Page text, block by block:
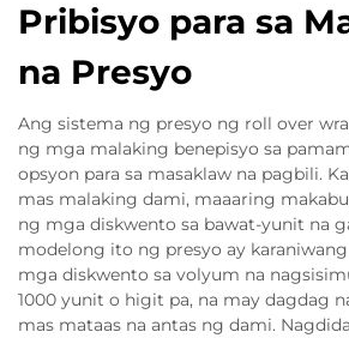
Pribisyo para sa
na Presyo
Ang sistema ng presyo ng roll over
ng mga malaking benepisyo sa
opsyon para sa masaklaw na pagbili.
mas malaking dami, maaaring
ng mga diskwento sa bawat-yunit na
modelong ito ng presyo ay
mga diskwento sa volyum na
1000 yunit o higit pa, na may dagdag
mas mataas na antas ng dami.